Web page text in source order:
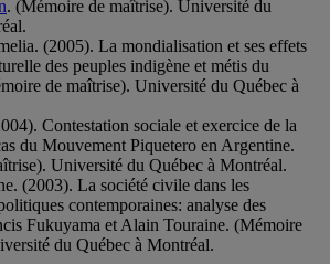
. (Mémoire de maîtrise). Université du
(2005). La mondialisation et ses effets
des peuples indigène et métis du
de maîtrise). Université du Québec à
Contestation sociale et exercice de la
du Mouvement Piquetero en Argentine.
Université du Québec à Montréal.
(2003). La société civile dans les
contemporaines: analyse des
Fukuyama et Alain Touraine. (Mémoire
du Québec à Montréal.